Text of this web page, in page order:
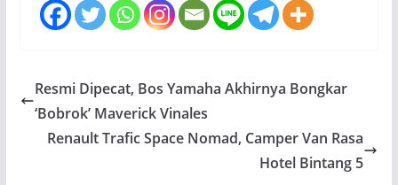
Resmi Dipecat, Bos Yamaha Akhirnya Bongkar
‘Bobrok’ Maverick Vinales
Renault Trafic Space Nomad, Camper Van Rasa
Hotel Bintang 5